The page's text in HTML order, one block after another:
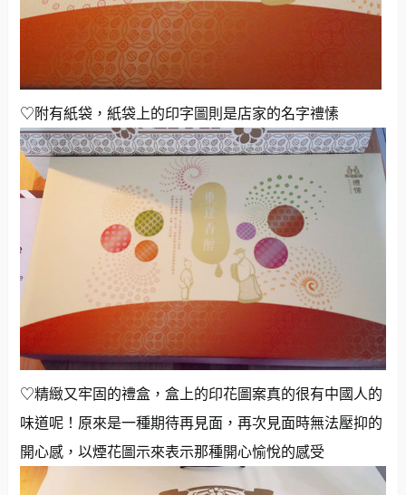
♡附有紙袋，紙袋上的印字圖則是店家的名字禮愫
♡精緻又牢固的禮盒，盒上的印花圖案真的很有中國人的
味道呢！原來是一種期待再見面，再次見面時無法壓抑的
開心感，以煙花圖示來表示那種開心愉悅的感受